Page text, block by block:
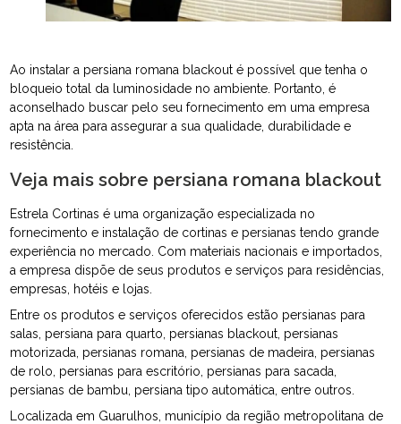
Ao instalar a persiana romana blackout é possível que tenha o
bloqueio total da luminosidade no ambiente. Portanto, é
aconselhado buscar pelo seu fornecimento em uma empresa
apta na área para assegurar a sua qualidade, durabilidade e
resistência.
Veja mais sobre persiana romana blackout
Estrela Cortinas é uma organização especializada no
fornecimento e instalação de cortinas e persianas tendo grande
experiência no mercado. Com materiais nacionais e importados,
a empresa dispõe de seus produtos e serviços para residências,
empresas, hotéis e lojas.
Entre os produtos e serviços oferecidos estão persianas para
salas, persiana para quarto, persianas blackout, persianas
motorizada, persianas romana, persianas de madeira, persianas
de rolo, persianas para escritório, persianas para sacada,
persianas de bambu, persiana tipo automática, entre outros.
Localizada em Guarulhos, município da região metropolitana de